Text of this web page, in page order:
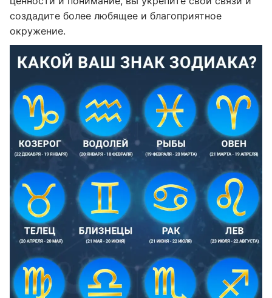
создадите более любящее и благоприятное
окружение.